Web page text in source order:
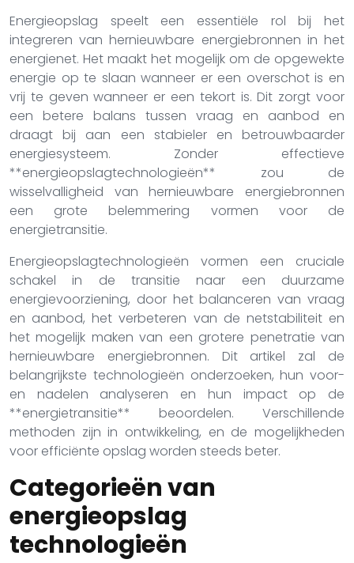
Energieopslag speelt een essentiële rol bij het
integreren van hernieuwbare energiebronnen in het
energienet. Het maakt het mogelijk om de opgewekte
energie op te slaan wanneer er een overschot is en
vrij te geven wanneer er een tekort is. Dit zorgt voor
een betere balans tussen vraag en aanbod en
draagt bij aan een stabieler en betrouwbaarder
energiesysteem. Zonder effectieve
**energieopslagtechnologieën** zou de
wisselvalligheid van hernieuwbare energiebronnen
een grote belemmering vormen voor de
energietransitie.
Energieopslagtechnologieën vormen een cruciale
schakel in de transitie naar een duurzame
energievoorziening, door het balanceren van vraag
en aanbod, het verbeteren van de netstabiliteit en
het mogelijk maken van een grotere penetratie van
hernieuwbare energiebronnen. Dit artikel zal de
belangrijkste technologieën onderzoeken, hun voor-
en nadelen analyseren en hun impact op de
**energietransitie** beoordelen. Verschillende
methoden zijn in ontwikkeling, en de mogelijkheden
voor efficiënte opslag worden steeds beter.
Categorieën van
energieopslag
technologieën